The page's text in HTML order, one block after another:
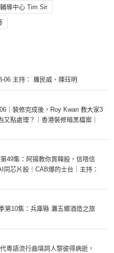
導中心 Tim Sir
06 主持： 羅民威、陳珏明
｜裝修完成後，Roy Kwan 教大家3
點處理？｜香港裝修暗黑檔案｜
49集：阿揚教你買韓股，信唔信
芯片股｜CAB爆的士台｜主持：
第10集：兵庫縣 灘五鄉酒造之旅
粵語流行曲填詞人黎彼得病逝，